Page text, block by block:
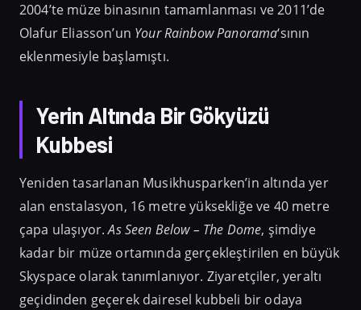
2004’te müze binasının tamamlanması ve 2011’de
Olafur Eliasson’un Your Rainbow Panorama‘sının
eklenmesiyle başlamıştı.
Yerin Altında Bir Gökyüzü
Kubbesi
Yeniden tasarlanan Musikhusparken’in altında yer
alan enstalasyon, 16 metre yüksekliğe ve 40 metre
çapa ulaşıyor.As Seen Below – The Dome, şimdiye
kadar bir müze ortamında gerçekleştirilen en büyük
Skyspace olarak tanımlanıyor. Ziyaretçiler, yeraltı
geçidinden geçerek dairesel kubbeli bir odaya